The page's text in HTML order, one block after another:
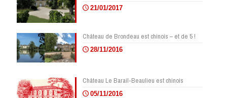
21/01/2017
Château de Brondeau est chinois – et de 5 !
28/11/2016
Château Le Barail-Beaulieu est chinois
05/11/2016